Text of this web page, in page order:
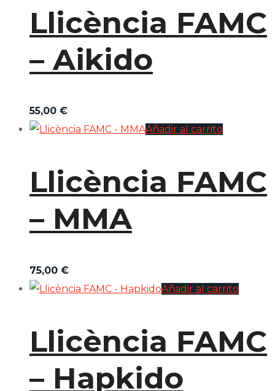
Llicència FAMC
– Aikido
55,00 €
Añadir al carrito
Llicència FAMC
– MMA
75,00 €
Añadir al carrito
Llicència FAMC
– Hapkido